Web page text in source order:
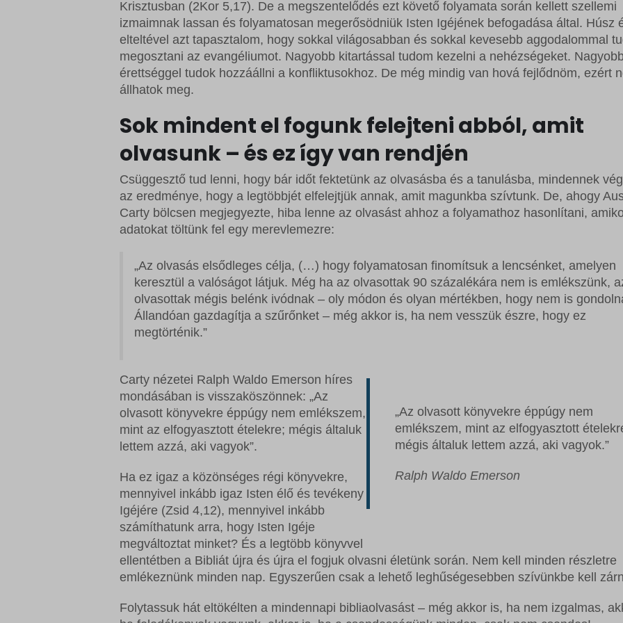
Krisztusban (2Kor 5,17). De a megszentelődés ezt követő folyamata során kellett szellemi
izmaimnak lassan és folyamatosan megerősödniük Isten Igéjének befogadása által. Húsz
elteltével azt tapasztalom, hogy sokkal világosabban és sokkal kevesebb aggodalommal
megosztani az evangéliumot. Nagyobb kitartással tudom kezelni a nehézségeket.
érettséggel tudok hozzáállni a konfliktusokhoz. De még mindig van hová fejlődnöm, ezért
állhatok meg.
Sok mindent el fogunk felejteni abból, amit
olvasunk – és ez így van rendjén
Csüggesztő tud lenni, hogy bár időt fektetünk az olvasásba és a tanulásba, mindennek
az eredménye, hogy a legtöbbjét elfelejtjük annak, amit magunkba szívtunk. De, ahogy
Carty bölcsen megjegyezte, hiba lenne az olvasást ahhoz a folyamathoz hasonlítani,
adatokat töltünk fel egy merevlemezre:
„Az olvasás elsődleges célja, (…) hogy folyamatosan finomítsuk a lencsénket, amelyen
keresztül a valóságot látjuk. Még ha az olvasottak 90 százalékára nem is emlékszünk,
olvasottak mégis belénk ivódnak – oly módon és olyan mértékben, hogy nem is
Állandóan gazdagítja a szűrőnket – még akkor is, ha nem vesszük észre, hogy ez
megtörténik.”
„Az olvasott könyvekre éppúgy nem
emlékszem, mint az elfogyasztott
mégis általuk lettem azzá, aki vagyok.”
Ralph Waldo Emerson
Carty nézetei Ralph Waldo Emerson híres
mondásában is visszaköszönnek: „Az
olvasott könyvekre éppúgy nem emlékszem,
mint az elfogyasztott ételekre; mégis általuk
lettem azzá, aki vagyok”.
Ha ez igaz a közönséges régi könyvekre,
mennyivel inkább igaz Isten élő és tevékeny
Igéjére (Zsid 4,12), mennyivel inkább
számíthatunk arra, hogy Isten Igéje
megváltoztat minket? És a legtöbb könyvvel
ellentétben a Bibliát újra és újra el fogjuk olvasni életünk során. Nem kell minden részletre
emlékeznünk minden nap. Egyszerűen csak a lehető leghűségesebben szívünkbe kell
Folytassuk hát eltökélten a mindennapi bibliaolvasást – még akkor is, ha nem izgalmas,
wordpress_logged_in_*
wordpress_test_cookie
wp_lang
wp_woocommerce_session_*
wp-settings-time-*
sbjs_current
sbjs_current_add
sbjs_first
sbjs_first_add
sbjs_session
sbjs_udata
tk_ai
MicrosoftApplicationsTelemetryDeviceId
MicrosoftApplicationsTelemetryFirstLaunchTime
redux_*
ssm_au_c